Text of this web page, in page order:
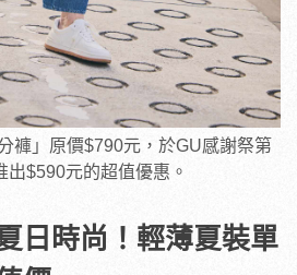
褲」原價$790元，於GU感謝祭第
出$590元的超值優惠。
日時尚！輕薄夏裝單